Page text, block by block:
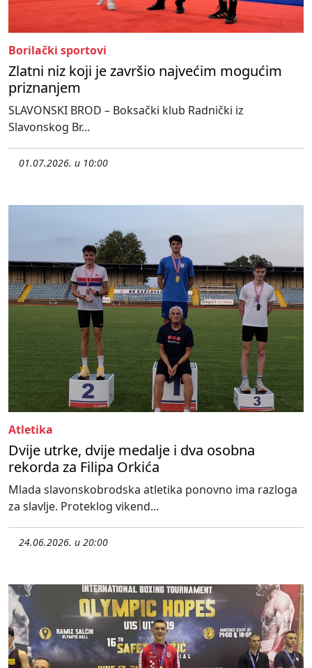
Borilački sportovi
Zlatni niz koji je završio najvećim mogućim
priznanjem
SLAVONSKI BROD – Boksački klub Radnički iz
Slavonskog Br...
01.07.2026. u 10:00
Atletika
Dvije utrke, dvije medalje i dva osobna
rekorda za Filipa Orkića
Mlada slavonskobrodska atletika ponovno ima razloga
za slavlje. Proteklog vikend...
24.06.2026. u 20:00